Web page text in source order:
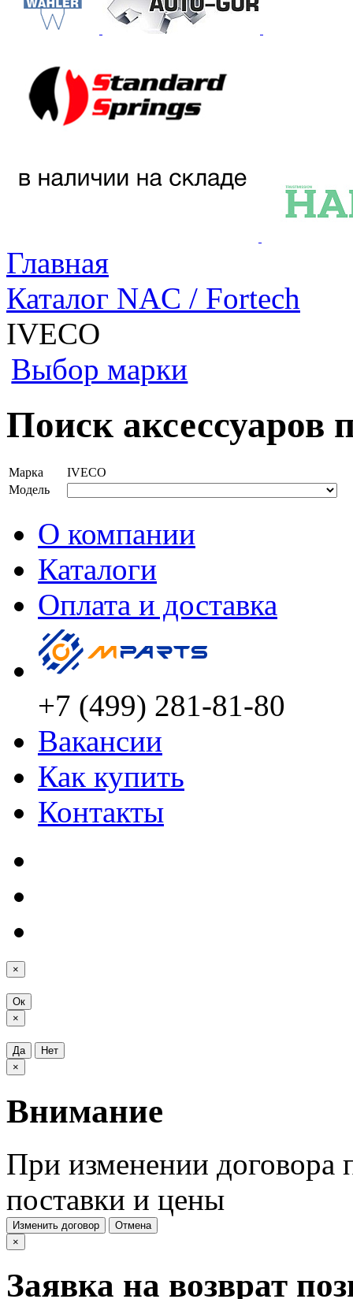
Главная
Каталог NAC / Fortech
IVECO
Выбор марки
Поиск аксессуаров
Марка
IVECO
Модель
О компании
Каталоги
Оплата и доставка
+7 (499) 281-81-80
Вакансии
Как купить
Контакты
×
Ок
×
Да
Нет
×
Внимание
При изменении договора
поставки и цены
Изменить договор
Отмена
×
Заявка на возврат